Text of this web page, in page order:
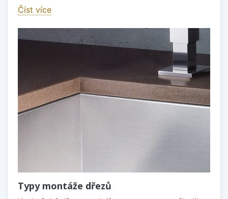
Číst více
Typy montáže dřezů